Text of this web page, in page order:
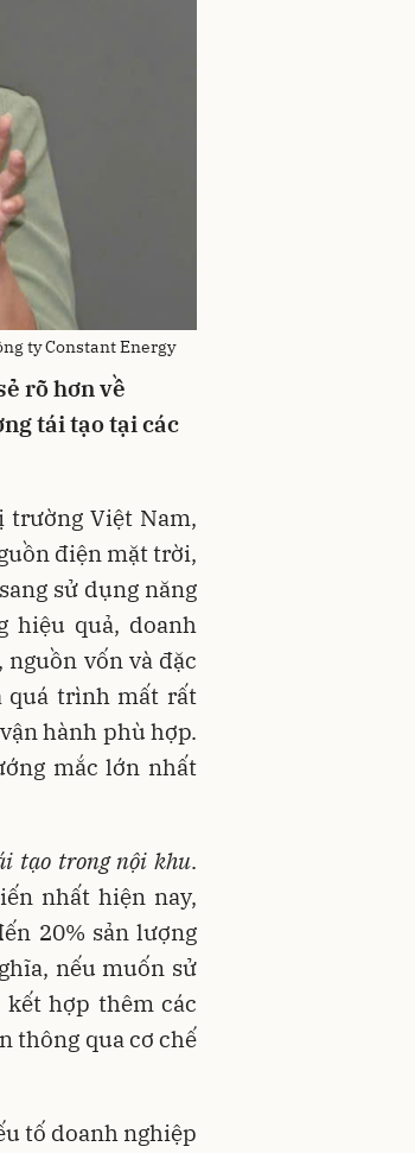
ty Constant Energy
rõ hơn về
tái tạo tại các
trường Việt Nam,
điện mặt trời,
sử dụng năng
hiệu quả, doanh
vốn và đặc
quá trình mất rất
hành phù hợp.
mắc lớn nhất
tạo trong nội khu.
nhất hiện nay,
20% sản lượng
nếu muốn sử
hợp thêm các
thông qua cơ chế
tố doanh nghiệp